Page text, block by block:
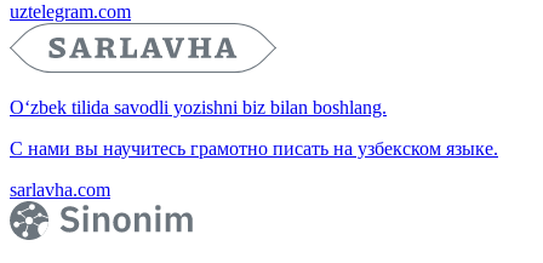
uztelegram.com
O‘zbek tilida savodli yozishni biz bilan boshlang.
С нами вы научитесь грамотно писать на узбекском языке.
sarlavha.com